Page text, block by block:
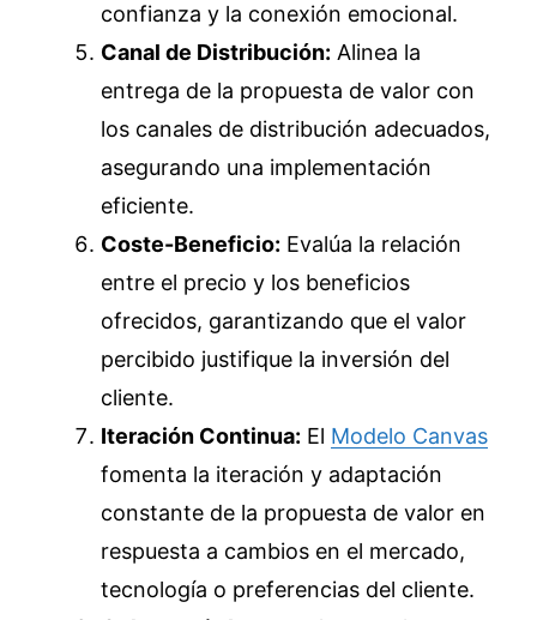
confianza y la conexión emocional.
Canal de Distribución: Alinea la
entrega de la propuesta de valor con
los canales de distribución adecuados,
asegurando una implementación
eficiente.
Coste-Beneficio: Evalúa la relación
entre el precio y los beneficios
ofrecidos, garantizando que el valor
percibido justifique la inversión del
cliente.
Iteración Continua: El Modelo Canvas
fomenta la iteración y adaptación
constante de la propuesta de valor en
respuesta a cambios en el mercado,
tecnología o preferencias del cliente.